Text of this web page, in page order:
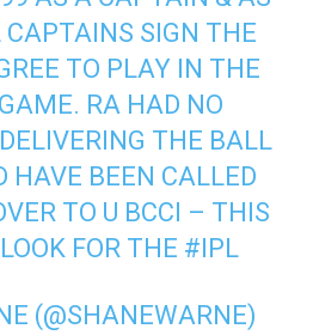
SIGN THE
TO PLAY IN THE
RA HAD NO
THE BALL
HAVE BEEN CALLED
TO U BCCI – THIS
FOR THE #IPL
(@SHANEWARNE)